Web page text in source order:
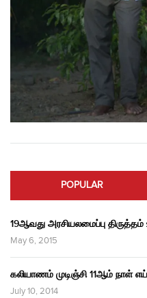
POPULAR
19ஆவது அரசியலமைப்பு
May 6, 2015
கலியாணம் முடிஞ்சி 11ஆம் நாள்
July 10, 2014